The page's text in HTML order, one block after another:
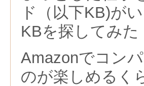
ド（以下KB)が
KBを探してみた
Amazonでコン
のが楽しめるく